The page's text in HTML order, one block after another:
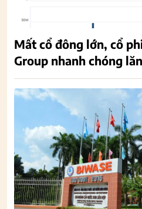
Mất cổ đông lớn, cổ
Group nhanh chóng